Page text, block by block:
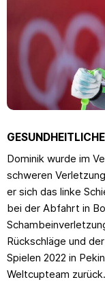
Dominik wurde im
schweren
er sich das linke
bei der Abfahrt in
Rückschläge und
Spielen 2022 in
Weltcupteam zurück.